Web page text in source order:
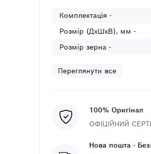
Комплектація -
Розмір (ДxШxВ), мм -
Розмір зерна -
Переглянути все
100% Оригінал
ОФІЦІЙНИЙ
Нова пошта -